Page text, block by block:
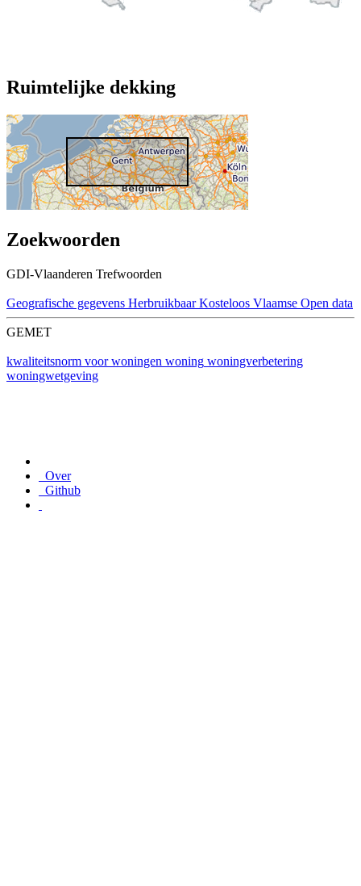
Ruimtelijke dekking
Zoekwoorden
GDI-Vlaanderen Trefwoorden
Geografische gegevens Herbruikbaar Kosteloos Vlaamse Open data
GEMET
kwaliteitsnorm voor woningen woning woningverbetering
woningwetgeving
Over
Github